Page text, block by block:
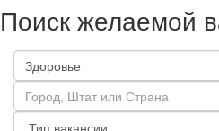
Поиск желаемой